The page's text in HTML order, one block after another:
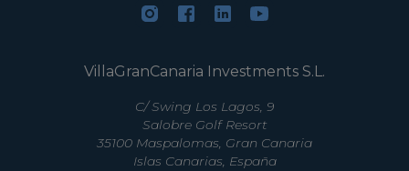
VillaGranCanaria Investments S.L.
C/ Swing Los Lagos, 9
Salobre Golf Resort
35100 Maspalomas, Gran Canaria
Islas Canarias, España